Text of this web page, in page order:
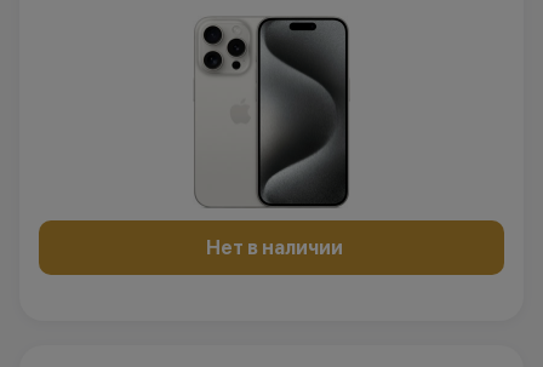
Нет в наличии